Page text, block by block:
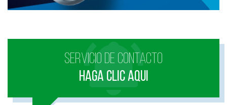
SERVICIO DE CONTACTO
HAGA CLIC AQUI